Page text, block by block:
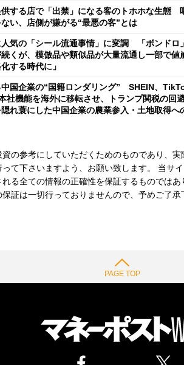
供する店で「出禁」になる客のトホホな生態
い、店側が嫌がる“最悪の客”とは
気の「シール流通事情」に変調 「ボンドロ
くが、模倣品や類似品が大量流通し一部で
する時代に」
国企業の“国籍ロンダリング” SHEIN、
社機能を海外に移転させ、トランプ関税の回
れ蓑にした中国企業の農業参入・土地取得へ
の参考にしていただくためのものであり、実
て下さいますよう、お願い致します。 当サ
る全ての情報の正確性を保証するものではあ
証は一切行っておりませんので、予めご了承
PAGE TOP